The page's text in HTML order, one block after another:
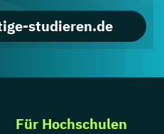
studieren.de
Für Hochschulen